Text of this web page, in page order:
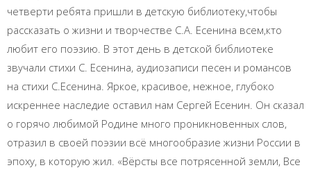
четверти ребята пришли в детскую библиотеку,чтобы
рассказать о жизни и творчестве С.А. Есенина всем,кто
любит его поэзию. В этот день в детской библиотеке
звучали стихи С. Есенина, аудиозаписи песен и романсов
на стихи С.Есенина. Яркое, красивое, нежное, глубоко
искреннее наследие оставил нам Сергей Есенин. Он сказал
о горячо любимой Родине много проникновенных слов,
отразил в своей поэзии всё многообразие жизни России в
эпоху, в которую жил. «Вёрсты все потрясенной земли, Все